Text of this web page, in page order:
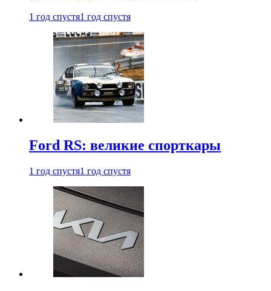
1 год спустя1 год спустя
Ford RS: великие спорткары
1 год спустя1 год спустя